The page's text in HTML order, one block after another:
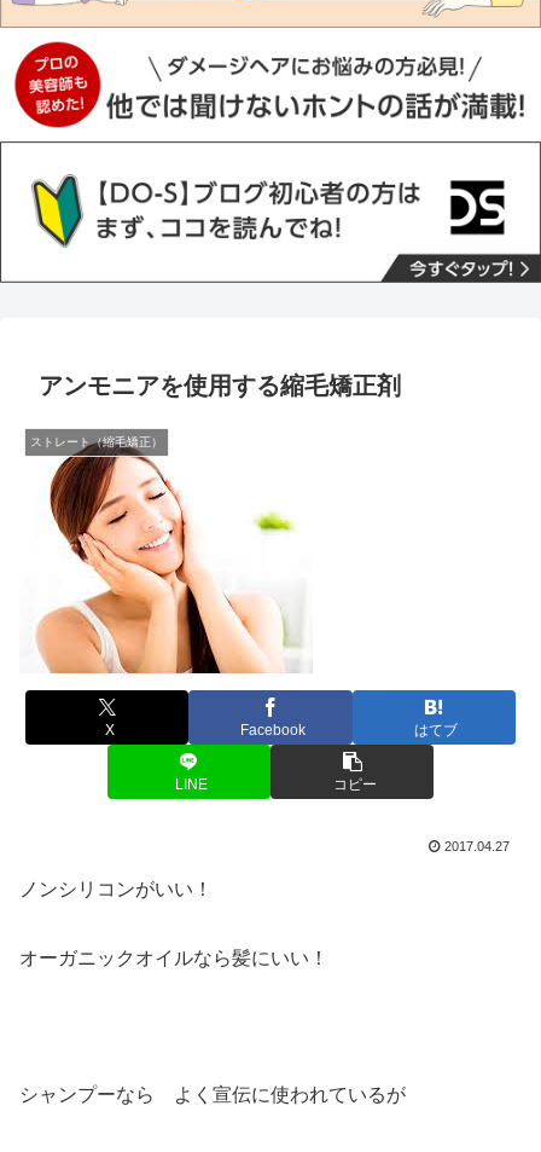
アンモニアを使用する縮毛矯正剤
ストレート（縮毛矯正）
X Facebook はてブ
LINE コピー
2017.04.27
ノンシリコンがいい！
オーガニックオイルなら髪にいい！
シャンプーなら よく宣伝に使われているが